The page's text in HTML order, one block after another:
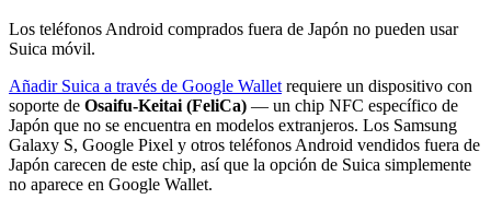
Los teléfonos Android comprados fuera de Japón no pueden usar
Suica móvil.
Añadir Suica a través de Google Wallet requiere un dispositivo con
soporte de Osaifu-Keitai (FeliCa) — un chip NFC específico de
Japón que no se encuentra en modelos extranjeros. Los Samsung
Galaxy S, Google Pixel y otros teléfonos Android vendidos fuera de
Japón carecen de este chip, así que la opción de Suica simplemente
no aparece en Google Wallet.